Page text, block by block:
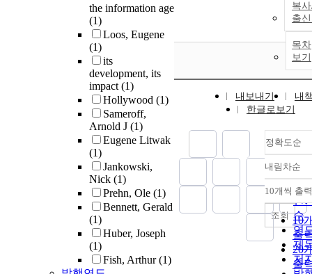
the information age
(1)
Loos, Eugene
(1)
its
development, its
impact(1)
Hollywood (1)
Sameroff,
Arnold J (1)
Eugene Litwak
(1)
Jankowski,
Nick (1)
Prehn, Ole (1)
Bennett, Gerald
(1)
Huber, Joseph
(1)
Fish, Arthur(1)
복
출
목차
보기
내보내기
내
한글로보기
정확도순
정
순
인
순
연
제
저
내림차순
내
10개씩 출력
10
출
20
출
조회